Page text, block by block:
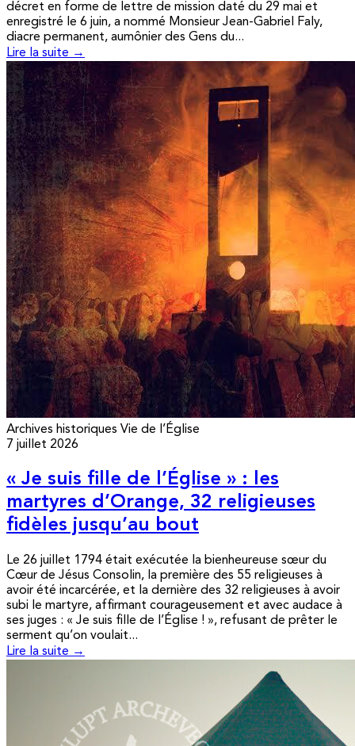
décret en forme de lettre de mission daté du 29 mai et
enregistré le 6 juin, a nommé Monsieur Jean-Gabriel Faly,
diacre permanent, aumônier des Gens du...
Lire la suite →
Archives historiques Vie de l’Église
7 juillet 2026
« Je suis fille de l’Église » : les
martyres d’Orange, 32 religieuses
fidèles jusqu’au bout
Le 26 juillet 1794 était exécutée la bienheureuse sœur du
Cœur de Jésus Consolin, la première des 55 religieuses à
avoir été incarcérée, et la dernière des 32 religieuses à avoir
subi le martyre, affirmant courageusement et avec audace à
ses juges : « Je suis fille de l’Église ! », refusant de prêter le
serment qu’on voulait...
Lire la suite →